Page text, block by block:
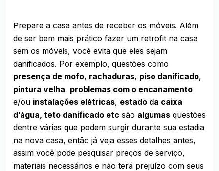
Prepare a casa antes de receber os móveis. Além
de ser bem mais prático fazer um retrofit na casa
sem os móveis, você evita que eles sejam
danificados. Por exemplo, questões como
presença de mofo, rachaduras, piso danificado,
pintura velha, problemas com o encanamento
e/ou instalações elétricas, estado da caixa
d’água, teto danificado etc são algumas questões
dentre várias que podem surgir durante sua estadia
na nova casa, então já veja esses detalhes antes,
assim você pode pesquisar preços de serviço,
materiais necessários e não terá prejuízo com seus